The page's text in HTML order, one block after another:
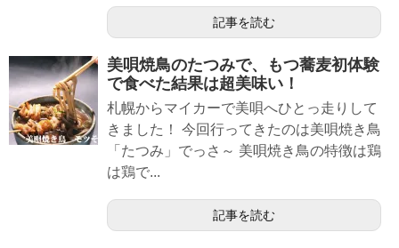
記事を読む
美唄焼鳥のたつみで、もつ蕎麦初体験
で食べた結果は超美味い！
札幌からマイカーで美唄へひとっ走りして
きました！ 今回行ってきたのは美唄焼き鳥
「たつみ」でっさ～ 美唄焼き鳥の特徴は鶏
は鶏で...
記事を読む